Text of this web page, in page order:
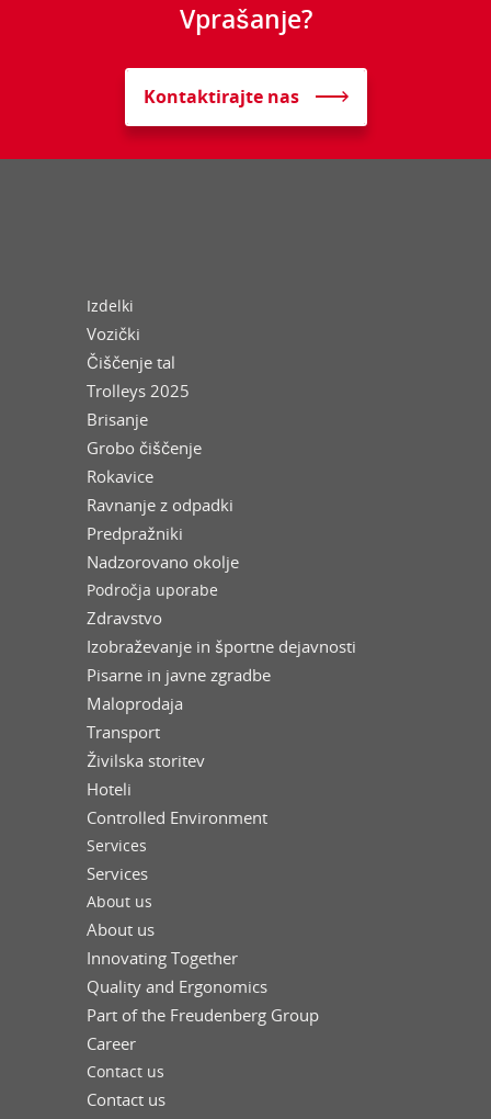
Vprašanje?
Kontaktirajte nas
Izdelki
Vozički
Čiščenje tal
Trolleys 2025
Brisanje
Grobo čiščenje
Rokavice
Ravnanje z odpadki
Predpražniki
Nadzorovano okolje
Področja uporabe
Zdravstvo
Izobraževanje in športne dejavnosti
Pisarne in javne zgradbe
Maloprodaja
Transport
Živilska storitev
Hoteli
Controlled Environment
Services
Services
About us
About us
Innovating Together
Quality and Ergonomics
Part of the Freudenberg Group
Career
Contact us
Contact us